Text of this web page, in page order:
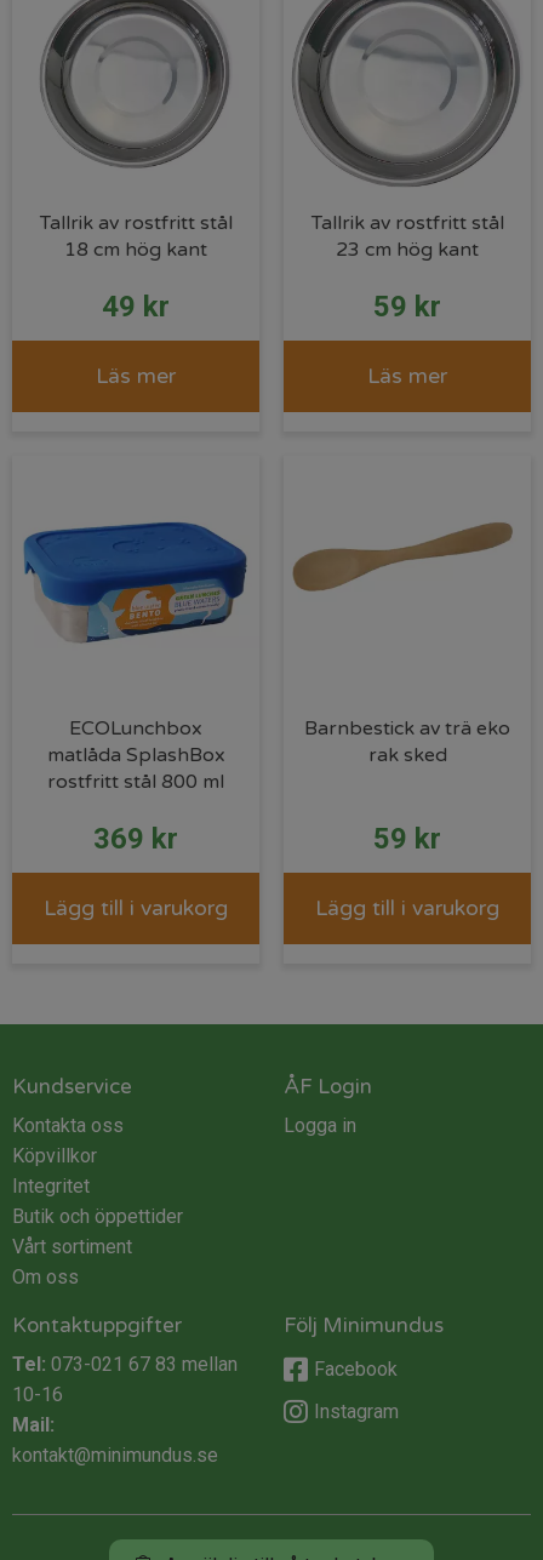
Tallrik av rostfritt stål
18 cm hög kant
49 kr
Läs mer
Tallrik av rostfritt stål
23 cm hög kant
59 kr
Läs mer
ECOLunchbox
matlåda SplashBox
rostfritt stål 800 ml
369 kr
Lägg till i varukorg
Barnbestick av trä eko
rak sked
59 kr
Lägg till i varukorg
Kundservice
Kontakta oss
Köpvillkor
Integritet
Butik och öppettider
Vårt sortiment
Om oss
ÅF Login
Logga in
Kontaktuppgifter
Tel: 073-021 67 83 mellan
10-16
Mail:
kontakt@minimundus.se
Följ Minimundus
Facebook
Instagram